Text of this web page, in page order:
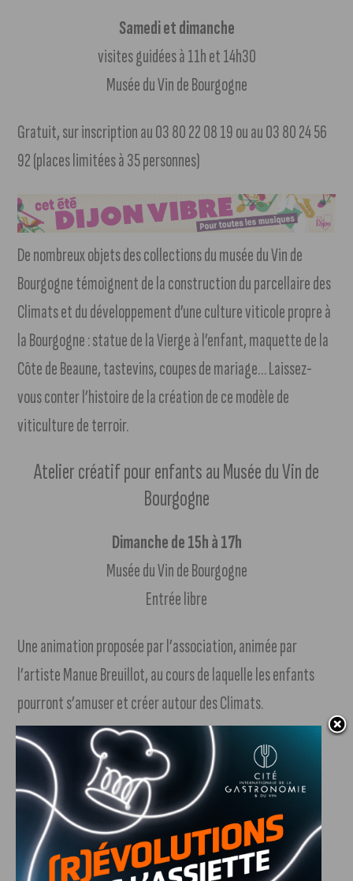
Samedi et dimanche
visites guidées à 11h et 14h30
Musée du Vin de Bourgogne
Gratuit, sur inscription au 03 80 22 08 19 ou au 03 80 24 56
92 (places limitées à 35 personnes)
De nombreux objets des collections du musée du Vin de
Bourgogne témoignent de la construction du parcellaire des
Climats et du développement d’une culture viticole propre à
la Bourgogne : statue de la Vierge à l’enfant, maquette de la
Côte de Beaune, tastevins, coupes de mariage… Laissez-
vous conter l’histoire de la création de ce modèle de
viticulture de terroir.
Atelier créatif pour enfants au Musée du Vin de
Bourgogne
Dimanche de 15h à 17h
Musée du Vin de Bourgogne
Entrée libre
Une animation proposée par l’association, animée par
l’artiste Manue Breuillot, au cours de laquelle les enfants
pourront s’amuser et créer autour des Climats.
À Dijon : le Palais des États et des Ducs de
Bourgogne
Samedi et dimanche : 14h-18h
Entrée et visite libre